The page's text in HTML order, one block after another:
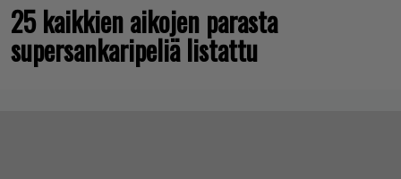
25 kaikkien aikojen parasta
supersankaripeliä listattu